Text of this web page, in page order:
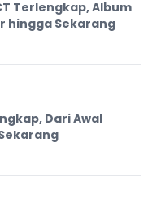
Terlengkap, Album
hingga Sekarang
Dari Awal